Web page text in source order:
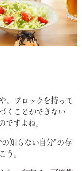
、ブロックを持って
くことができない
ですよね。
知らない自分”の存
う。